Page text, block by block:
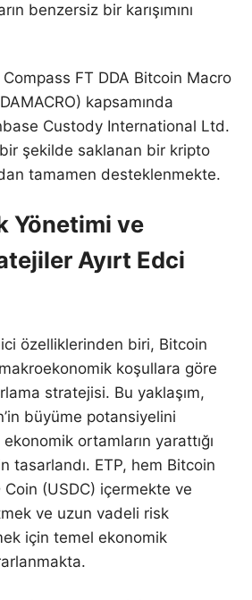
benzersiz bir karışımını
FT DDA Bitcoin Macro
kapsamında
Custody International Ltd.
şekilde saklanan bir kripto
tamamen desteklenmekte.
Yönetimi ve
Ayırt Edci
özelliklerinden biri, Bitcoin
koşullara göre
stratejisi. Bu yaklaşım,
büyüme potansiyelini
ortamların yarattığı
tasarlandı. ETP, hem Bitcoin
Coin (USDC) içermekte ve
ve uzun vadeli risk
için temel ekonomik